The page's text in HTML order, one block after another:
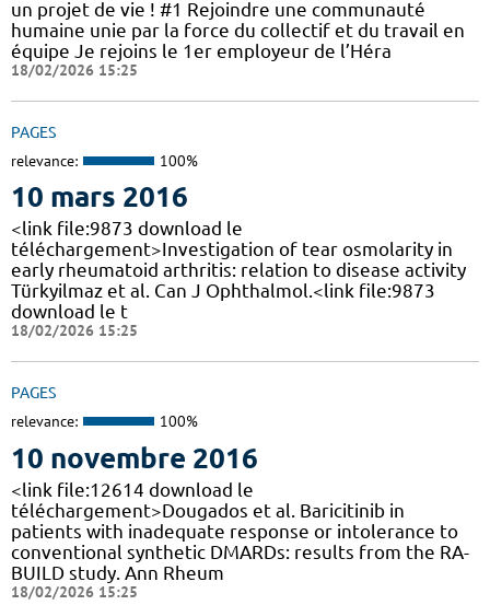
un projet de vie ! #1 Rejoindre une communauté
humaine unie par la force du collectif et du travail en
équipe Je rejoins le 1er employeur de l’Héra
18/02/2026 15:25
PAGES
relevance: 100%
10 mars 2016
<link file:9873 download le
téléchargement>Investigation of tear osmolarity in
early rheumatoid arthritis: relation to disease activity
Türkyilmaz et al. Can J Ophthalmol.<link file:9873
download le t
18/02/2026 15:25
PAGES
relevance: 100%
10 novembre 2016
<link file:12614 download le
téléchargement>Dougados et al. Baricitinib in
patients with inadequate response or intolerance to
conventional synthetic DMARDs: results from the RA-
BUILD study. Ann Rheum
18/02/2026 15:25